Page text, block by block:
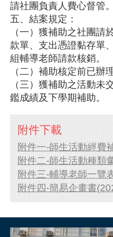
請社團負責人費心督管。
五、結案規定：
（一）獲補助之社團請
款單、支出憑證黏存單
組輔導老師請款核銷。
（二）補助核定前已辦
（三）獲補助之活動未
鑑成績及下學期補助。
附件下載
附件一-師生活動經費
附件二-師生活動種類
附件三-輔導老師一覽
附件四-簡易企畫書